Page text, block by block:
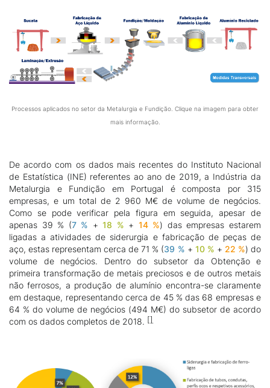
Processos aplicados no setor da Metalurgia e Fundição. Clique na imagem para obter
mais informação.
De acordo com os dados mais recentes do Instituto Nacional
de Estatística (INE) referentes ao ano de 2019, a Indústria da
Metalurgia e Fundição em Portugal é composta por 315
empresas, e um total de 2 960 M€ de volume de negócios.
Como se pode verificar pela figura em seguida, apesar de
apenas 39 % (7 % +18 % + 14 %) das empresas estarem
ligadas a atividades de siderurgia e fabricação de peças de
aço, estas representam cerca de 71 % (39 % + 10 % + 22 %) do
volume de negócios. Dentro do subsetor da Obtenção e
primeira transformação de metais preciosos e de outros metais
não ferrosos, a produção de alumínio encontra-se claramente
em destaque, representando cerca de 45 % das 68 empresas e
64 % do volume de negócios (494 M€) do subsetor de acordo
com os dados completos de 2018.